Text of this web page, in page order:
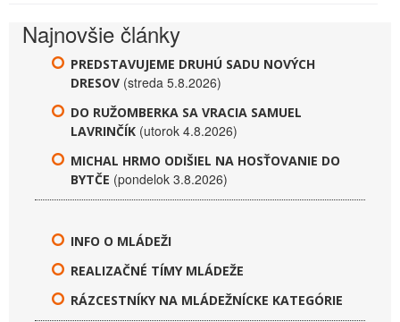
Najnovšie články
PREDSTAVUJEME DRUHÚ SADU NOVÝCH
DRESOV (streda 5.8.2026)
DO RUŽOMBERKA SA VRACIA SAMUEL
LAVRINČÍK (utorok 4.8.2026)
MICHAL HRMO ODIŠIEL NA HOSŤOVANIE DO
BYTČE (pondelok 3.8.2026)
INFO O MLÁDEŽI
REALIZAČNÉ TÍMY MLÁDEŽE
RÁZCESTNÍKY NA MLÁDEŽNÍCKE KATEGÓRIE